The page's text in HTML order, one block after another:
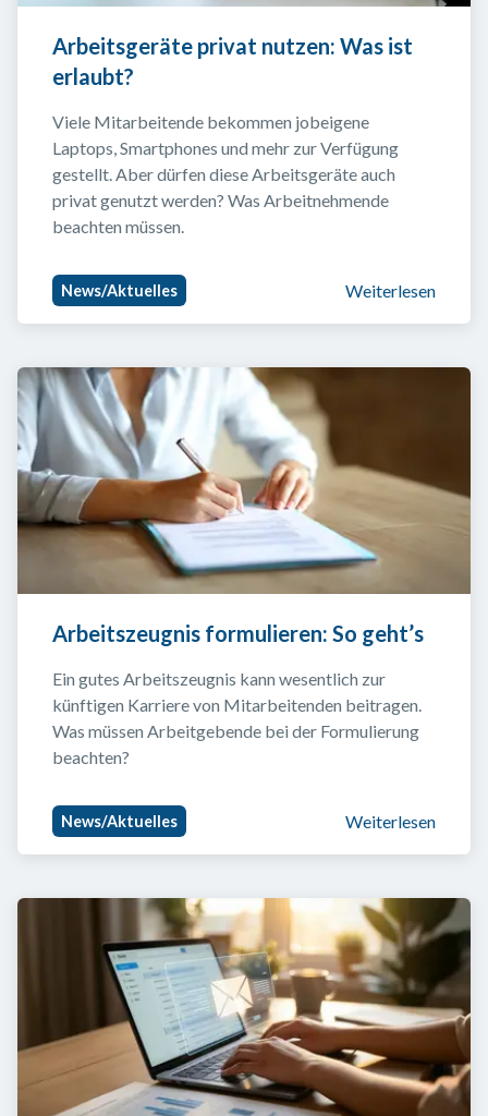
Arbeitsgeräte privat nutzen: Was ist
erlaubt?
Viele Mitarbeitende bekommen jobeigene
Laptops, Smartphones und mehr zur Verfügung
gestellt. Aber dürfen diese Arbeitsgeräte auch
privat genutzt werden? Was Arbeitnehmende
beachten müssen.
News/Aktuelles Weiterlesen
Arbeitszeugnis formulieren: So geht’s
Ein gutes Arbeitszeugnis kann wesentlich zur
künftigen Karriere von Mitarbeitenden beitragen.
Was müssen Arbeitgebende bei der Formulierung
beachten?
News/Aktuelles Weiterlesen